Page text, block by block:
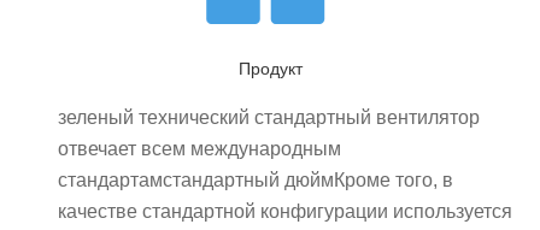
Продукт
зеленый технический стандартный вентилятор
отвечает всем международным
стандартамстандартный дюймКроме того, в
качестве стандартной конфигурации используется